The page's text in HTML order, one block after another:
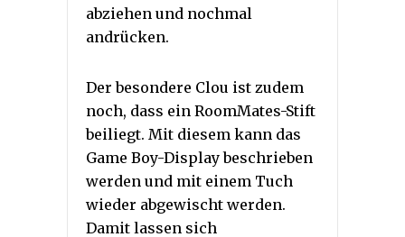
abziehen und nochmal
andrücken.
Der besondere Clou ist zudem
noch, dass ein RoomMates-Stift
beiliegt. Mit diesem kann das
Game Boy-Display beschrieben
werden und mit einem Tuch
wieder abgewischt werden.
Damit lassen sich